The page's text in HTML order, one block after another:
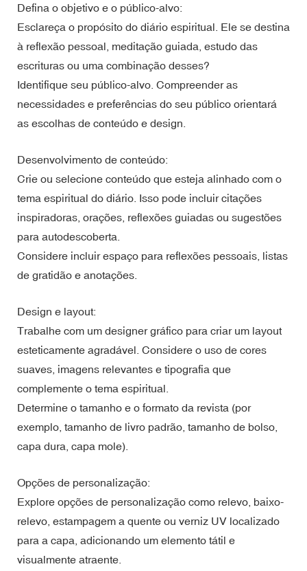
Defina o objetivo e o público-alvo:
Esclareça o propósito do diário espiritual. Ele se destina
à reflexão pessoal, meditação guiada, estudo das
escrituras ou uma combinação desses?
Identifique seu público-alvo. Compreender as
necessidades e preferências do seu público orientará
as escolhas de conteúdo e design.
Desenvolvimento de conteúdo:
Crie ou selecione conteúdo que esteja alinhado com o
tema espiritual do diário. Isso pode incluir citações
inspiradoras, orações, reflexões guiadas ou sugestões
para autodescoberta.
Considere incluir espaço para reflexões pessoais, listas
de gratidão e anotações.
Design e layout:
Trabalhe com um designer gráfico para criar um layout
esteticamente agradável. Considere o uso de cores
suaves, imagens relevantes e tipografia que
complemente o tema espiritual.
Determine o tamanho e o formato da revista (por
exemplo, tamanho de livro padrão, tamanho de bolso,
capa dura, capa mole).
Opções de personalização:
Explore opções de personalização como relevo, baixo-
relevo, estampagem a quente ou verniz UV localizado
para a capa, adicionando um elemento tátil e
visualmente atraente.